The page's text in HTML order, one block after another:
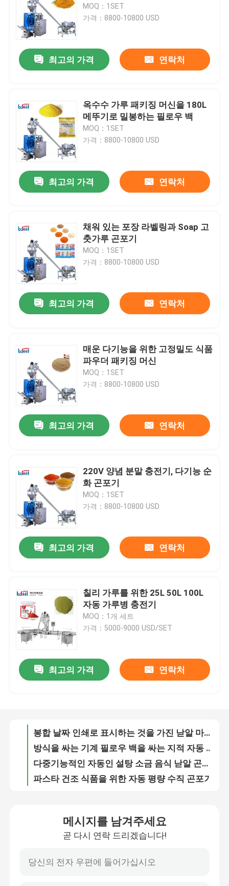
집
제품
문의하기
조회를 요청하다
분말 포장기
MOQ：1SET
가격：8800-10800 USD
최고의 가격 연락처
옥수수 가루 패키징 머신을 180L
메뚜기로 밀봉하는 필로우 백
MOQ：1SET
가격：8800-10800 USD
최고의 가격 연락처
채워 있는 포장 라벨링과 Soap 고
춧가루 곤포기
MOQ：1SET
가격：8800-10800 USD
최고의 가격 연락처
매운 다기능을 위한 고정밀도 식품
파우더 패키징 머신
MOQ：1SET
가격：8800-10800 USD
최고의 가격 연락처
220V 양념 분말 충전기, 다기능 순
화 곤포기
MOQ：1SET
가격：8800-10800 USD
최고의 가격 연락처
칠리 가루를 위한 25L 50L 100L
자동 가루병 충전기
MOQ：1개 세트
가격：5000-9000 USD/SET
최고의 가격 연락처
채워 있는 봉합과 250g 소다분 샤쉐 곤포기
봉합 날짜 인쇄로 표시하는 것을 가진 낟알 마른 열매 피스타치오 곤포기
방식을 싸는 기계 필로우 백을 싸는 지적 자동 솜사탕
다중기능적인 자동인 설탕 소금 음식 낟알 곤포기 1 킬로그램
파스타 건조 식품을 위한 자동 평량 수직 곤포기
메시지를 남겨주세요
곧 다시 연락 드리겠습니다!